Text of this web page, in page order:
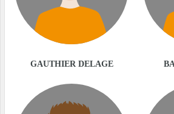
GAUTHIER DELAGE